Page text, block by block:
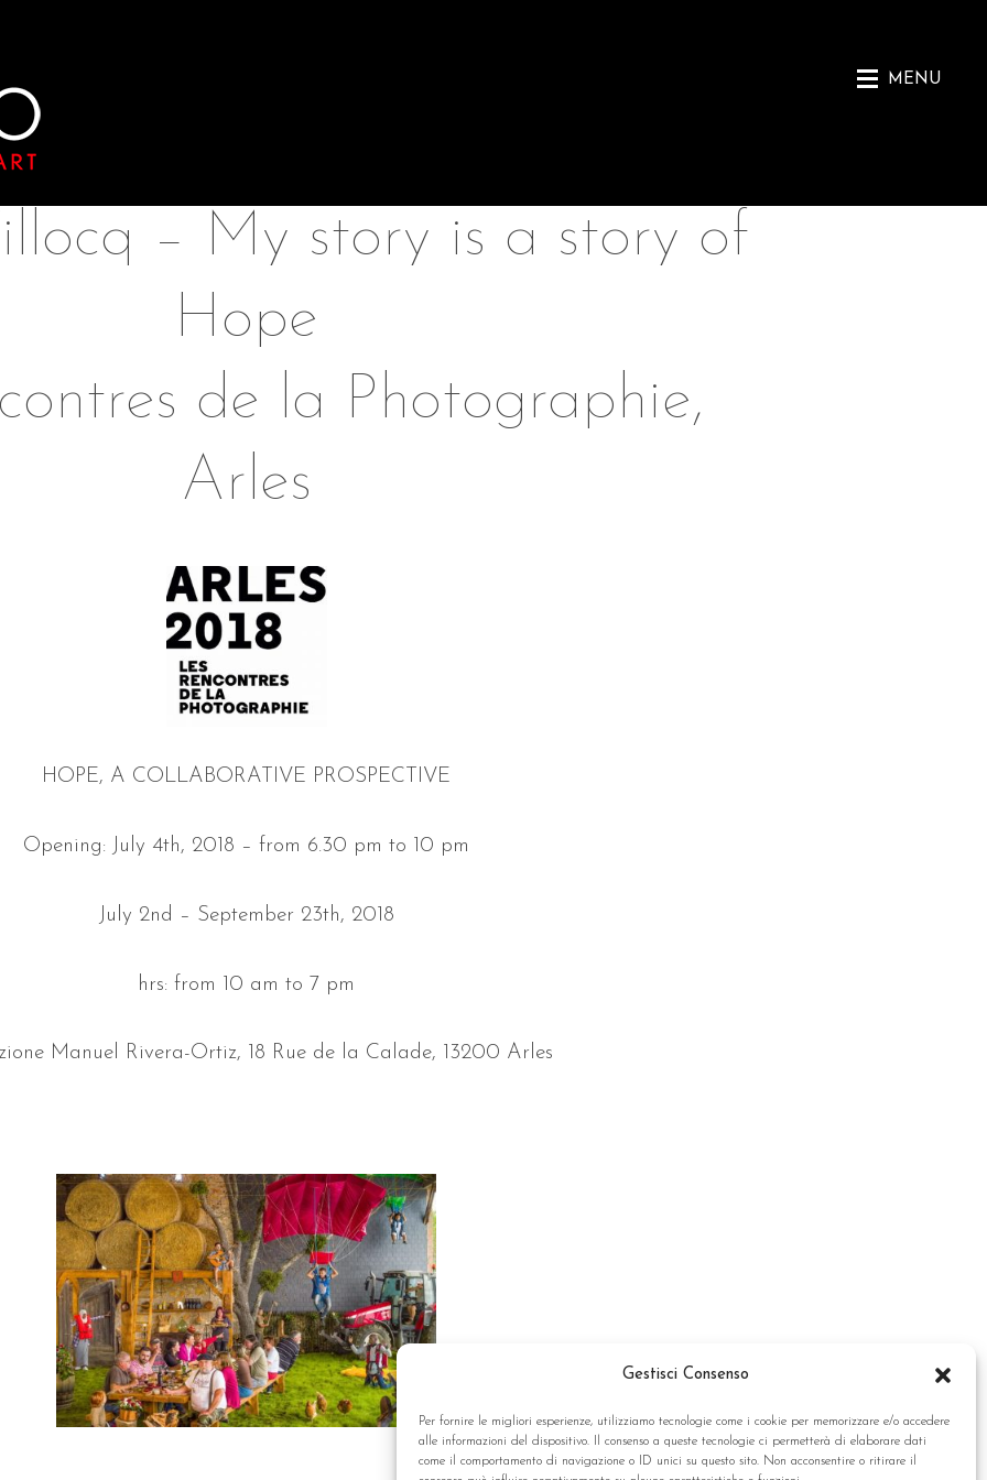
Gestisci Consenso
Per fornire le migliori esperienze, utilizziamo tecnologie come i cookie per memorizzare e/o accedere
alle informazioni del dispositivo. Il consenso a queste tecnologie ci permetterà di elaborare dati
come il comportamento di navigazione o ID unici su questo sito. Non acconsentire o ritirare il
MENU
– My story is a story of
Hope
de la Photographie,
Arles
HOPE, A COLLABORATIVE PROSPECTIVE
Opening: July 4th, 2018 – from 6.30 pm to 10 pm
July 2nd – September 23th, 2018
hrs: from 10 am to 7 pm
Manuel Rivera-Ortiz, 18 Rue de la Calade, 13200 Arles